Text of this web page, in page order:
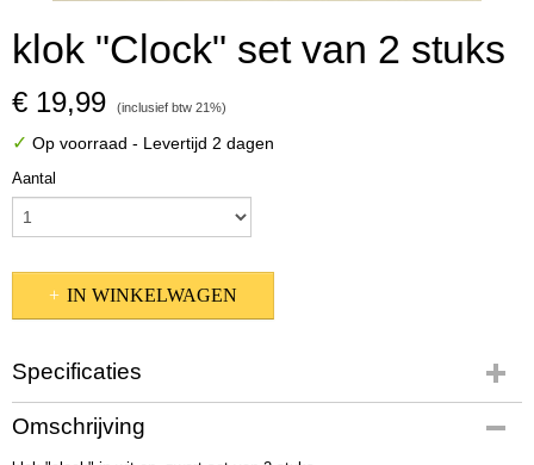
klok "Clock" set van 2 stuks
€ 19,99 (inclusief btw 21%)
✓ Op voorraad - Levertijd 2 dagen
Aantal
IN WINKELWAGEN
Specificaties
Productcode
2588800
Omschrijving